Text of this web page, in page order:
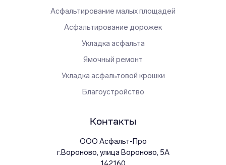
Асфальтирование малых площадей
Асфальтирование дорожек
Укладка асфальта
Ямочный ремонт
Укладка асфальтовой крошки
Благоустройство
Контакты
ООО Асфальт-Про
г.Вороново, улица Вороново, 5А